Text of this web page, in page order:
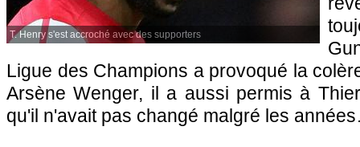
T. Henry s'est accroché avec des supporters
Ligue des Champions a provoqué la
Arsène Wenger, il a aussi permis à
qu'il n'avait pas changé malgré les